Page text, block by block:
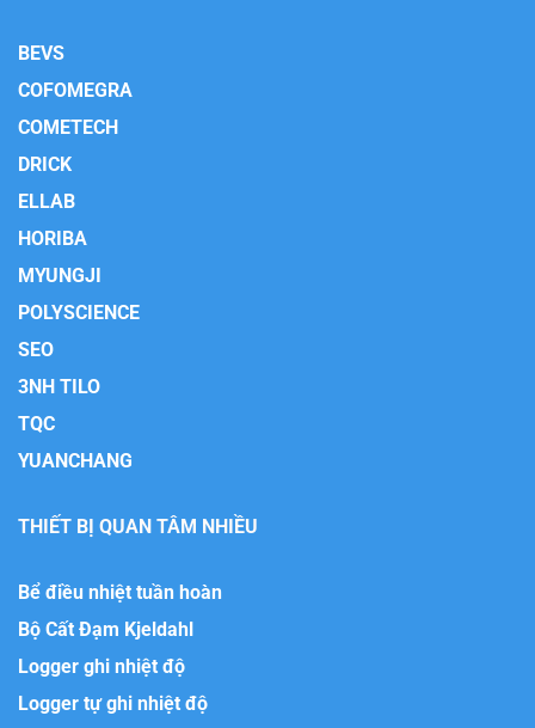
BEVS
COFOMEGRA
COMETECH
DRICK
ELLAB
HORIBA
MYUNGJI
POLYSCIENCE
SEO
3NH TILO
TQC
YUANCHANG
THIẾT BỊ QUAN TÂM NHIỀU
Bể điều nhiệt tuần hoàn
Bộ Cất Đạm Kjeldahl
Logger ghi nhiệt độ
Logger tự ghi nhiệt độ